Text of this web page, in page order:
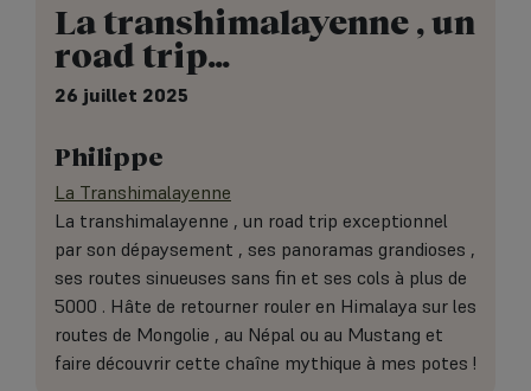
La transhimalayenne , un
road trip…
26 juillet 2025
Philippe
La Transhimalayenne
La transhimalayenne , un road trip exceptionnel
par son dépaysement , ses panoramas grandioses ,
ses routes sinueuses sans fin et ses cols à plus de
5000 . Hâte de retourner rouler en Himalaya sur les
routes de Mongolie , au Népal ou au Mustang et
faire découvrir cette chaîne mythique à mes potes !